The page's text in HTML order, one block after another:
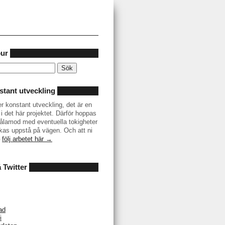
utveckling
konstant utveckling, det är en
det här projektet. Därför hoppas
med eventuella tokigheter
uppstå på vägen. Och att ni
följ arbetet här →
Twitter